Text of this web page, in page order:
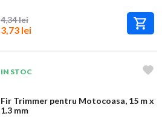
4,34 lei
3,73 lei
IN STOC
Fir Trimmer pentru Motocoasa, 15 m x
1.3 mm